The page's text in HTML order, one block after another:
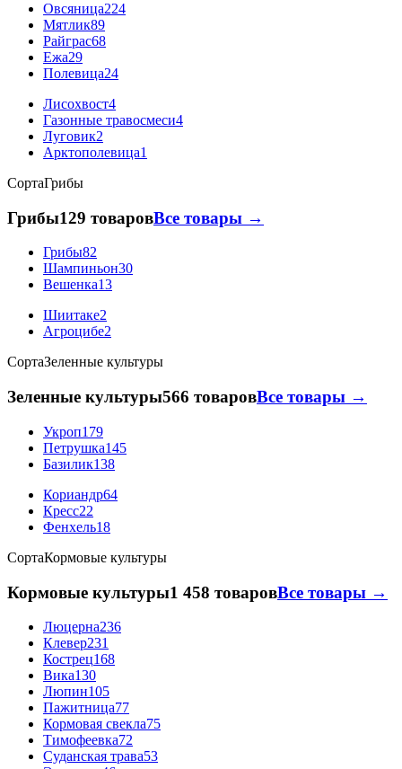
Овсяница224
Мятлик89
Райграс68
Ежа29
Полевица24
Лисохвост4
Газонные травосмеси4
Луговик2
Арктополевица1
СортаГрибы
Грибы129 товаровВсе товары →
Грибы82
Шампиньон30
Вешенка13
Шиитаке2
Агроцибе2
СортаЗеленные культуры
Зеленные культуры566 товаровВсе товары →
Укроп179
Петрушка145
Базилик138
Кориандр64
Кресс22
Фенхель18
СортаКормовые культуры
Кормовые культуры1 458 товаровВсе товары →
Люцерна236
Клевер231
Кострец168
Вика130
Люпин105
Пажитница77
Кормовая свекла75
Тимофеевка72
Суданская трава53